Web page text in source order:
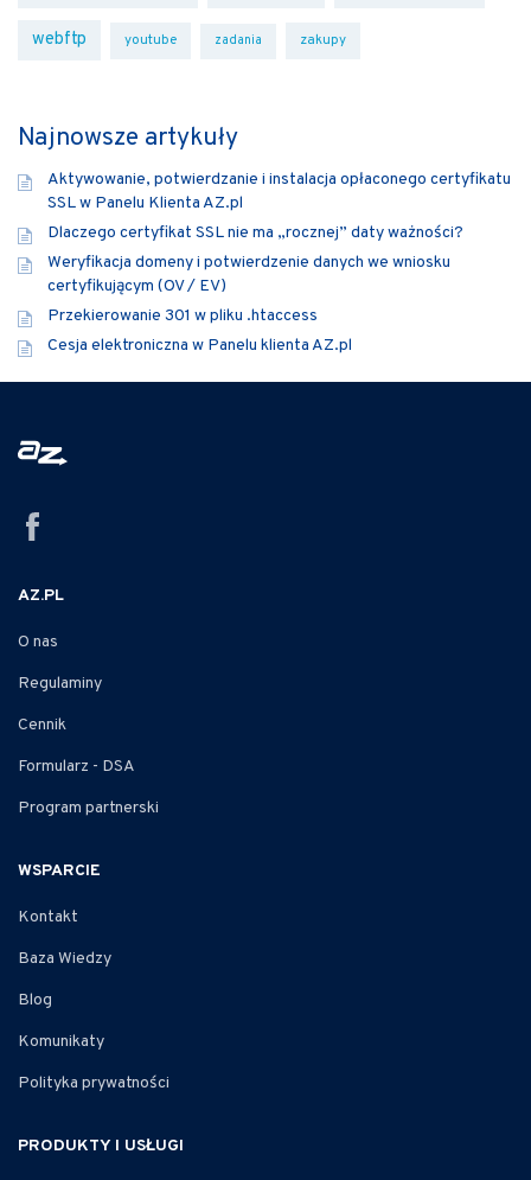
webftp youtube zadania zakupy
Najnowsze artykuły
Aktywowanie, potwierdzanie i instalacja opłaconego certyfikatu
SSL w Panelu Klienta AZ.pl
Dlaczego certyfikat SSL nie ma „rocznej” daty ważności?
Weryfikacja domeny i potwierdzenie danych we wniosku
certyfikującym (OV / EV)
Przekierowanie 301 w pliku .htaccess
Cesja elektroniczna w Panelu klienta AZ.pl
AZ.PL
O nas
Regulaminy
Cennik
Formularz - DSA
Program partnerski
WSPARCIE
Kontakt
Baza Wiedzy
Blog
Komunikaty
Polityka prywatności
PRODUKTY I USŁUGI